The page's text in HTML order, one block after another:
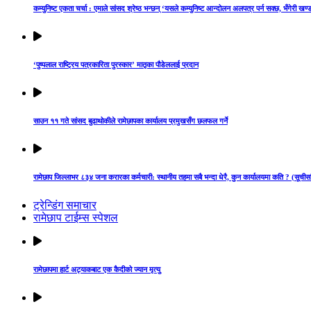
कम्युनिष्ट एकता चर्चा : एमाले सांसद श्रेष्ठ भन्छन् ‘यसले कम्युनिष्ट आन्दोलन अलपत्र पर्न सक्छ, भँगेरी
‘पुष्पलाल राष्ट्रिय पत्रकारिता पुरस्कार’ मातृका पौडेललाई प्रदान
साउन ११ गते सांसद बुढाथोकीले रामेछापका कार्यालय प्रमुखसँग छलफल गर्ने
रामेछाप जिल्लाभर ८३४ जना करारका कर्मचारी: स्थानीय तहमा सबै भन्दा धेरै, कुन कार्यालयमा कति ?
ट्रेन्डिंग समाचार
रामेछाप टाईम्स स्पेशल
रामेछापमा हार्ट अट्याकबाट एक कैदीको ज्यान मृत्यु